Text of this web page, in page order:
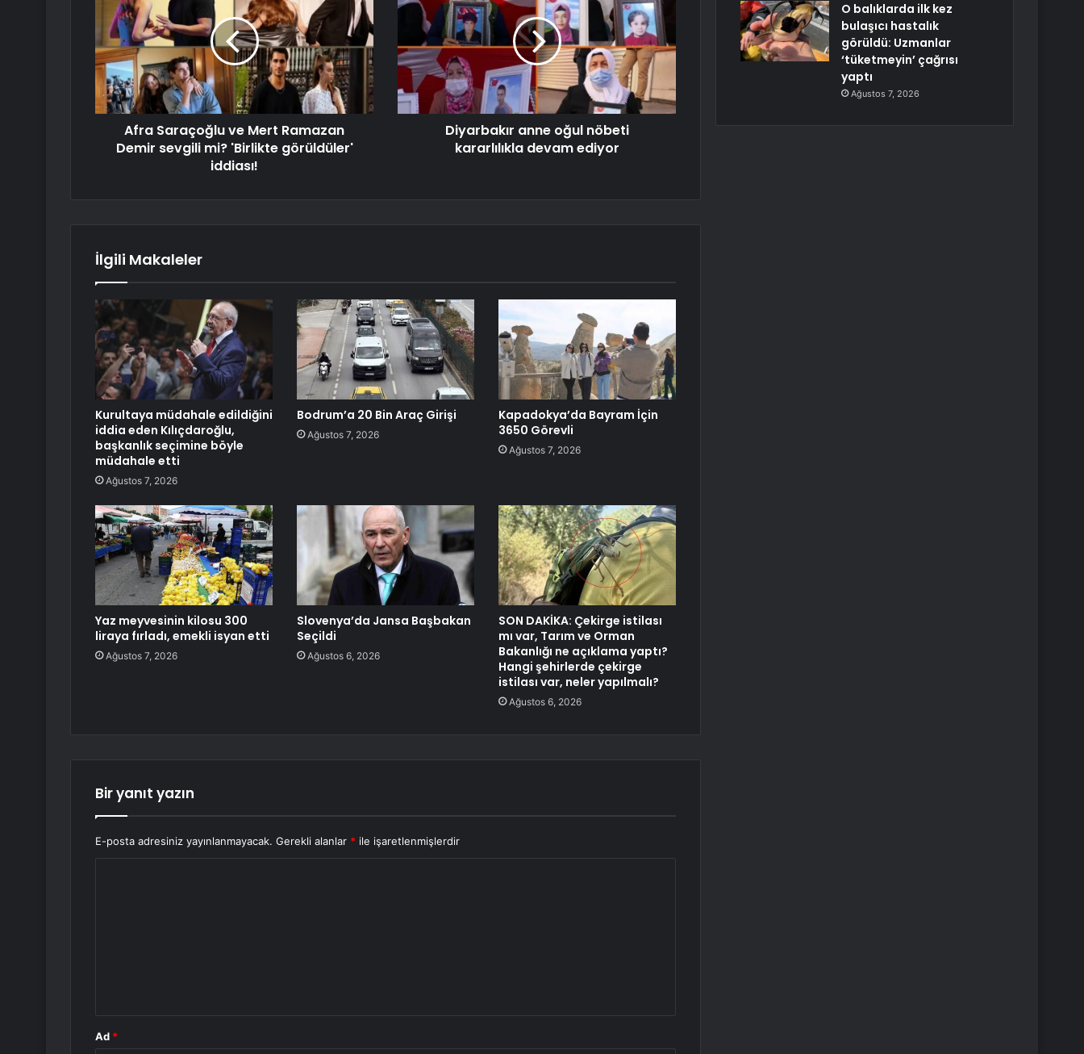
Afra Saraçoğlu ve Mert Ramazan
Demir sevgili mi? 'Birlikte görüldüler'
iddiası!
Diyarbakır anne oğul nöbeti
kararlılıkla devam ediyor
İlgili Makaleler
Kurultaya müdahale edildiğini
iddia eden Kılıçdaroğlu,
başkanlık seçimine böyle
müdahale etti
Ağustos 7, 2026
Bodrum’a 20 Bin Araç Girişi
Ağustos 7, 2026
Kapadokya’da Bayram İçin
3650 Görevli
Ağustos 7, 2026
Yaz meyvesinin kilosu 300
liraya fırladı, emekli isyan etti
Ağustos 7, 2026
Slovenya’da Jansa Başbakan
Seçildi
Ağustos 6, 2026
SON DAKİKA: Çekirge istilası
mı var, Tarım ve Orman
Bakanlığı ne açıklama yaptı?
Hangi şehirlerde çekirge
istilası var, neler yapılmalı?
Ağustos 6, 2026
Bir yanıt yazın
E-posta adresiniz yayınlanmayacak. Gerekli alanlar * ile işaretlenmişlerdir
Ad *
O balıklarda ilk kez
bulaşıcı hastalık
görüldü: Uzmanlar
‘tüketmeyin’ çağrısı
yaptı
Ağustos 7, 2026